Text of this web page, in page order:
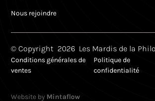
Nous rejoindre
© Copyright 2026 Les Mardis de la Philo
Conditions générales de
ventes
Politique de
confidentialité
Website by Mintaflow